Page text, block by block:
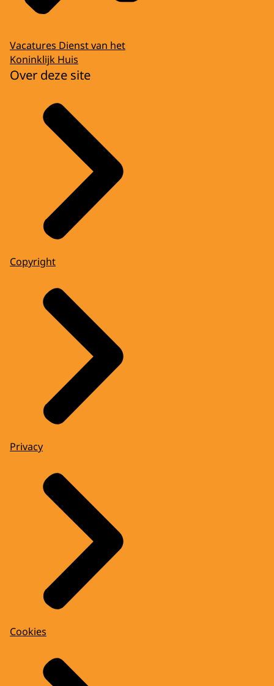
Vacatures Dienst van het
Koninklijk Huis
Over deze site
Copyright
Privacy
Cookies